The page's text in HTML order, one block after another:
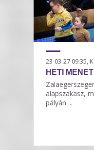
23-03-27 09:35,
HETI
alapszakasz,
pályán ...